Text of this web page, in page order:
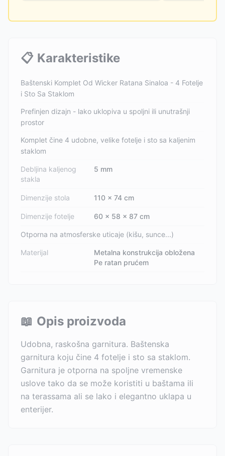
📋 Karakteristike
Baštenski Komplet Od Wicker Ratana Sinaloa - 4 Fotelje
i Sto Sa Staklom
Prefinjen dizajn - lako uklopiva u spoljni ili unutrašnji
prostor
Komplet čine 4 udobne, velike fotelje i sto sa kaljenim
staklom
Debljina kaljenog
stakla
5 mm
Dimenzije stola 110 x 74 cm
Dimenzije fotelje 60 x 58 x 87 cm
Otporna na atmosferske uticaje (kišu, sunce...)
Materijal
Metalna konstrukcija obložena
Pe ratan prućem
📖 Opis proizvoda
Udobna, raskošna garnitura. Baštenska
garnitura koju čine 4 fotelje i sto sa staklom.
Garnitura je otporna na spoljne vremenske
uslove tako da se može koristiti u baštama ili
na terassama ali se lako i elegantno uklapa u
enterijer.